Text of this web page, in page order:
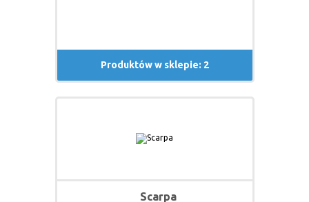
Produktów w sklepie: 2
Scarpa